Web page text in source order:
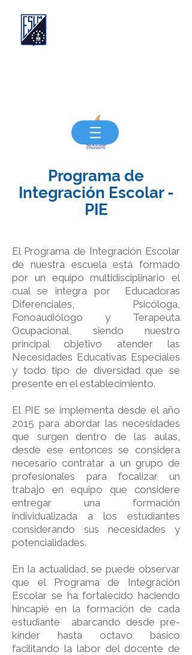
"Siempre más, Siempre mejor"
Programa de
Integración Escolar -
PIE
El Programa de Integración Escolar
de nuestra escuela está formado
por un equipo multidisciplinario el
cual se integra por Educadoras
Diferenciales, Psicóloga,
Fonoaudiólogo y Terapeuta
Ocupacional, siendo nuestro
principal objetivo atender las
Necesidades Educativas Especiales
y todo tipo de diversidad que se
presente en el establecimiento.
El PIE se implementa desde el año
2015 para abordar las necesidades
que surgen dentro de las aulas,
desde ese entonces se considera
necesario contratar a un grupo de
profesionales para focalizar un
trabajo en equipo que considere
entregar una formación
individualizada a los estudiantes
considerando sus necesidades y
potencialidades.
En la actualidad, se puede observar
que el Programa de Integración
Escolar se ha fortalecido haciendo
hincapié en la formación de cada
estudiante abarcando desde pre-
kínder hasta octavo básico
facilitando la labor del docente de